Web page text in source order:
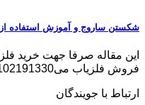
شکستن ساروج و آموزش استفاده
این مقاله صرفا جهت خرید
فروش فلزیاب می09102191330
ارتباط با جویندگان